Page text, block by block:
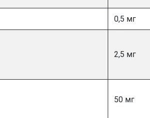
0,5 мг
2,5 мг
50 мг